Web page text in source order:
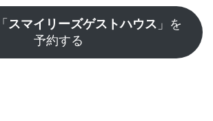
スマイリーズゲストハウス 」を
予約する